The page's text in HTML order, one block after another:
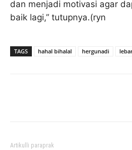
dan menjadi motivasi agar
baik lagi,” tutupnya.(ryn
TAGS hahal bihalal hergunadi
Artikulli paraprak